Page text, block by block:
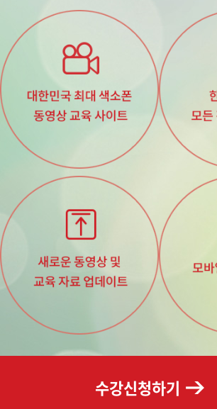
수강신청하기